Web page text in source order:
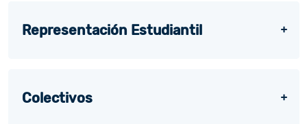
Representación Estudiantil
Colectivos